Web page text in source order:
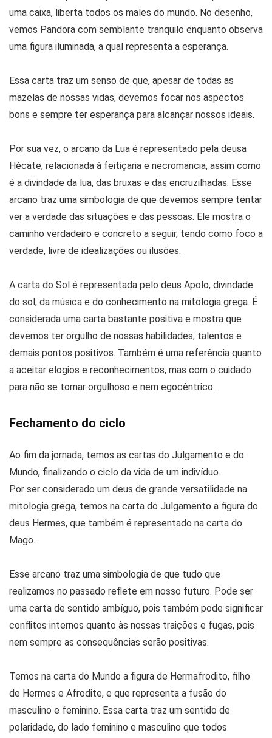
uma caixa, liberta todos os males do mundo. No desenho,
vemos Pandora com semblante tranquilo enquanto observa
uma figura iluminada, a qual representa a esperança.
Essa carta traz um senso de que, apesar de todas as
mazelas de nossas vidas, devemos focar nos aspectos
bons e sempre ter esperança para alcançar nossos ideais.
Por sua vez, o arcano da Lua é representado pela deusa
Hécate, relacionada à feitiçaria e necromancia, assim como
é a divindade da lua, das bruxas e das encruzilhadas. Esse
arcano traz uma simbologia de que devemos sempre tentar
ver a verdade das situações e das pessoas. Ele mostra o
caminho verdadeiro e concreto a seguir, tendo como foco a
verdade, livre de idealizações ou ilusões.
A carta do Sol é representada pelo deus Apolo, divindade
do sol, da música e do conhecimento na mitologia grega. É
considerada uma carta bastante positiva e mostra que
devemos ter orgulho de nossas habilidades, talentos e
demais pontos positivos. Também é uma referência quanto
a aceitar elogios e reconhecimentos, mas com o cuidado
para não se tornar orgulhoso e nem egocêntrico.
Fechamento do ciclo
Ao fim da jornada, temos as cartas do Julgamento e do
Mundo, finalizando o ciclo da vida de um indivíduo.
Por ser considerado um deus de grande versatilidade na
mitologia grega, temos na carta do Julgamento a figura do
deus Hermes, que também é representado na carta do
Mago.
Esse arcano traz uma simbologia de que tudo que
realizamos no passado reflete em nosso futuro. Pode ser
uma carta de sentido ambíguo, pois também pode significar
conflitos internos quanto às nossas traições e fugas, pois
nem sempre as consequências serão positivas.
Temos na carta do Mundo a figura de Hermafrodito, filho
de Hermes e Afrodite, e que representa a fusão do
masculino e feminino. Essa carta traz um sentido de
polaridade, do lado feminino e masculino que todos